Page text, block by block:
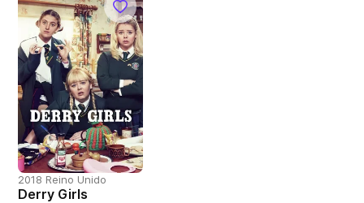
2018 Reino Unido
Derry Girls